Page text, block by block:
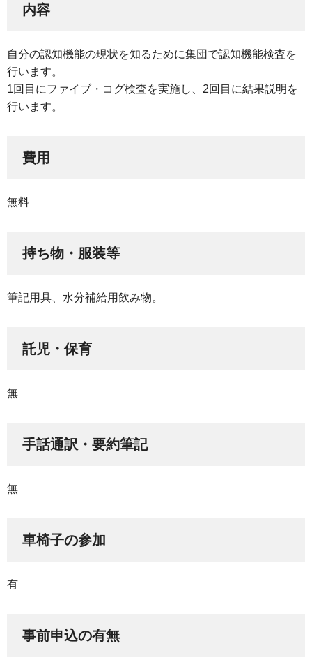
内容
自分の認知機能の現状を知るために集団で認知機能検査を
行います。
1回目にファイブ・コグ検査を実施し、2回目に結果説明を
行います。
費用
無料
持ち物・服装等
筆記用具、水分補給用飲み物。
託児・保育
無
手話通訳・要約筆記
無
車椅子の参加
有
事前申込の有無